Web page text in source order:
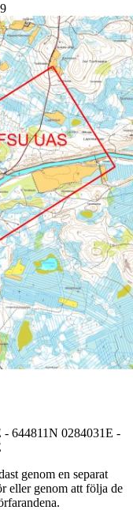
644811N 0284031E -
genom en separat
eller genom att följa de